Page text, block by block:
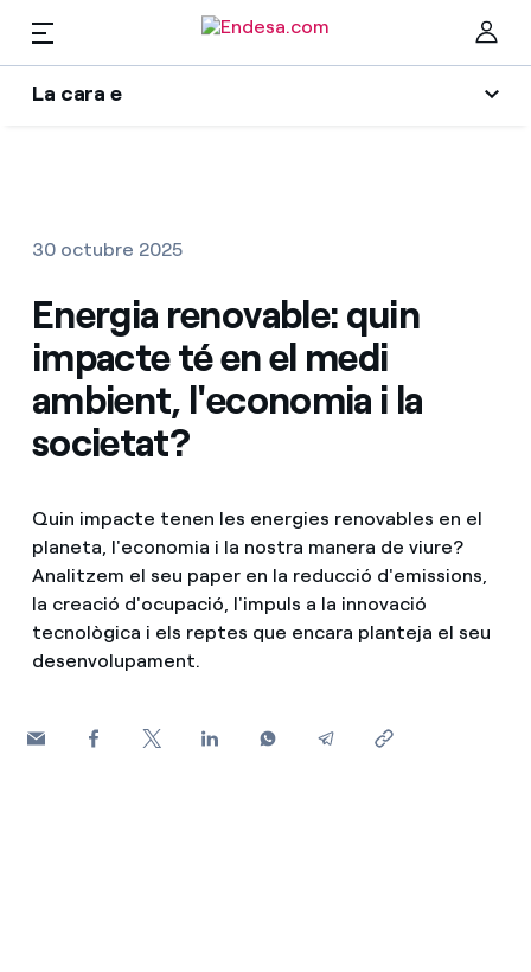
La cara e
Autors
Una resposta
El llegat que serem
Wikivatios
Llars
Troba la tarifa que més et convé
Compara les nostres tarifes d’empresa i estalvia
altre
Com puc veure les meves factures d'Endesa?
Com canviar el titular del contracte?
Ofertes per a autònoms i Pymes
Serveis
Mobilitat
PARA TI
Solar
Climatització
T'ajudem
Compromís
CA
30 octubre 2025
Energia renovable: quin
impacte té en el medi
ambient, l'economia i la
societat?
Quin impacte tenen les energies renovables en el
planeta, l'economia i la nostra manera de viure?
Analitzem el seu paper en la reducció d'emissions,
la creació d'ocupació, l'impuls a la innovació
tecnològica i els reptes que encara planteja el seu
desenvolupament.